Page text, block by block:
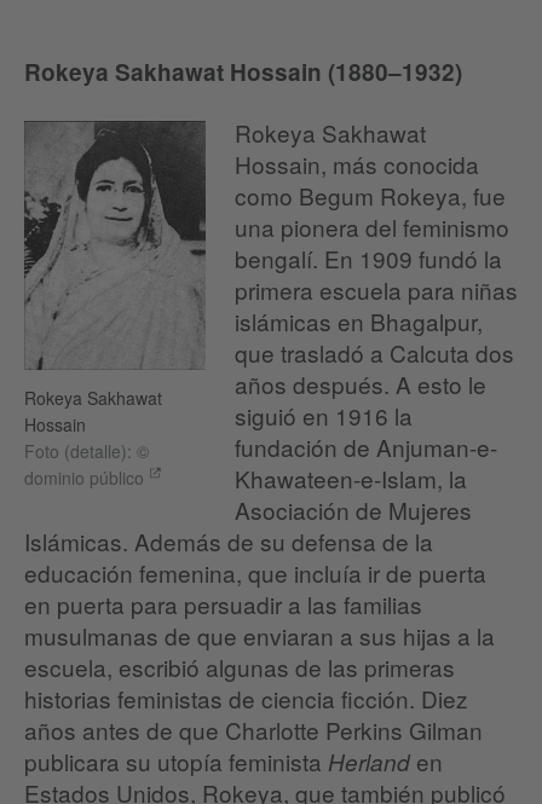
Rokeya Sakhawat Hossain (1880–1932)
Rokeya Sakhawat
Hossain
Foto (detalle): ©
dominio público
Rokeya Sakhawat
Hossain, más conocida
como Begum Rokeya, fue
una pionera del feminismo
bengalí. En 1909 fundó la
primera escuela para niñas
islámicas en Bhagalpur,
que trasladó a Calcuta dos
años después. A esto le
siguió en 1916 la
fundación de Anjuman-e-
Khawateen-e-Islam, la
Asociación de Mujeres
Islámicas. Además de su defensa de la
educación femenina, que incluía ir de puerta
en puerta para persuadir a las familias
musulmanas de que enviaran a sus hijas a la
escuela, escribió algunas de las primeras
historias feministas de ciencia ficción. Diez
años antes de que Charlotte Perkins Gilman
publicara su utopía feminista Herland en
Estados Unidos, Rokeya, que también publicó